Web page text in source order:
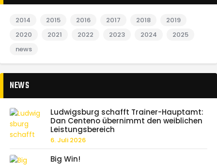
2014 2015 2016 2017 2018
2019
2020
2021 2022 2023 2024
2025
news
NEWS
Ludwigsburg schafft Trainer-Hauptamt:
Dan Centeno übernimmt den weiblichen
Leistungsbereich
6. Juli 2026
Big Win!